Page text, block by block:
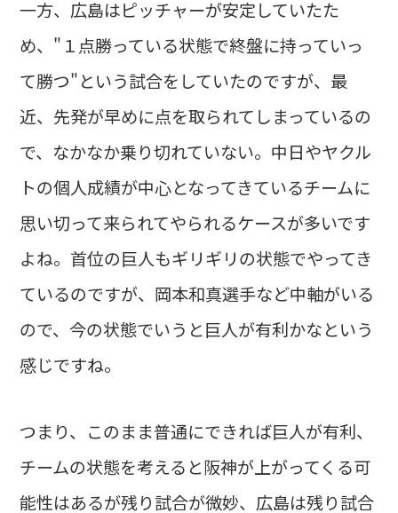
一方、広島はピッチャーが安定していたた
め、"１点勝っている状態で終盤に持っていっ
て勝つ"という試合をしていたのですが、最
近、先発が早めに点を取られてしまっているの
で、なかなか乗り切れていない。中日やヤクル
トの個人成績が中心となってきているチームに
思い切って来られてやられるケースが多いです
よね。首位の巨人もギリギリの状態でやってき
ているのですが、岡本和真選手など中軸がいる
ので、今の状態でいうと巨人が有利かなという
感じですね。
つまり、このまま普通にできれば巨人が有利、
チームの状態を考えると阪神が上がってくる可
能性はあるが残り試合が微妙、広島は残り試合